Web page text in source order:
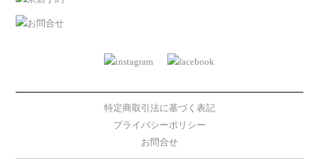
特定商取引法に基づく表記
プライバシーポリシー
お問合せ